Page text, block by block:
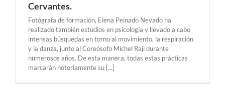
Cervantes.
Fotógrafa de formación, Elena Peinado Nevado ha
realizado también estudios en psicología y llevado a cabo
intensas búsquedas en torno al movimiento, la respiración
y la danza, junto al Coreósofo Michel Raji durante
numerosos años. De esta manera, todas estas prácticas
marcarán notoriamente su [...]